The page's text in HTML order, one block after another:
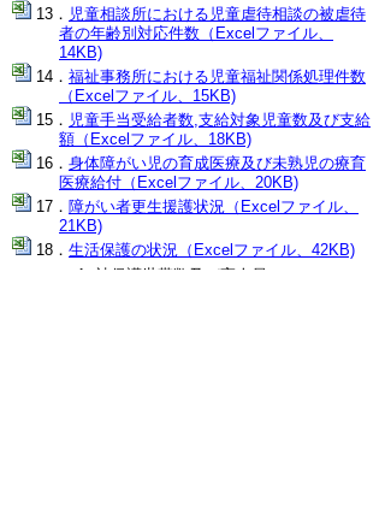
児童相談所における児童虐待相談の被虐待
者の年齢別対応件数（Excelファイル、
14KB)
福祉事務所における児童福祉関係処理件数
（Excelファイル、15KB)
児童手当受給者数,支給対象児童数及び支給
額（Excelファイル、18KB)
身体障がい児の育成医療及び未熟児の療育
医療給付（Excelファイル、20KB)
障がい者更生援護状況（Excelファイル、
21KB)
生活保護の状況（Excelファイル、42KB)
被保護世帯数及び実人員